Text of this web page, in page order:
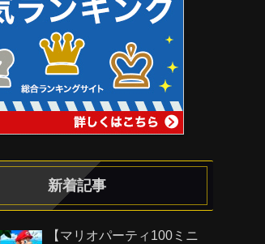
新着記事
【マリオパーティ100ミニ